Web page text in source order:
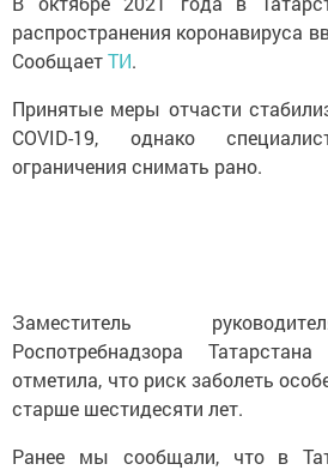
распространения коронавируса
СообщаетТИ.
Принятые меры отчасти
COVID-19, однако
ограничения снимать рано.
Заместитель
Роспотребнадзора
отметила, что риск заболеть
старше шестидесяти лет.
Ранее мы сообщали, что в